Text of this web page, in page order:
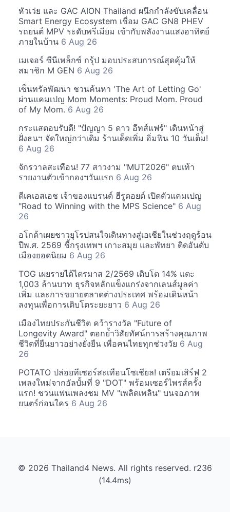
หัวเว่ย และ GAC AION Thailand ผนึกกำลังขับเคลื่อน
Smart Energy Ecosystem เชื่อม GAC GN8 PHEV
รถยนต์ MPV ระดับพรีเมียม เข้ากับพลังงานแสงอาทิตย์
ภายในบ้าน 6 Aug 26
เมเจอร์ ซีนีเพล็กซ์ กรุ้ป มอบประสบการณ์สุดคุ้มให้
สมาชิก M GEN 6 Aug 26
เซ็นทรัลพัฒนา ชวนค้นหา 'The Art of Letting Go'
ผ่านแคมเปญ Mom Moments: Proud Mom. Proud
of My Mom. 6 Aug 26
กระแสตอบรับดี! "ปัญญา 5 ดาว อีทส์แฟร์" เดินหน้าสู่
ฝั่งธนฯ จัดใหญ่กว่าเดิม ร้านเด็ดเพิ่ม อิ่มฟิน 10 วันเต็ม!
6 Aug 26
จักรวาลสะเทือน! 77 สาวงาม "MUT2026" ตบเท้า
รายงานตัวเข้ากองฯวันแรก 6 Aug 26
ดีเคเอสเอช เจ้าของแบรนด์ ฮีรูดอยด์ เปิดตัวแคมเปญ
"Road to Winning with the MPS Science" 6 Aug
26
อโกด้าเผยชาวยุโรปสนใจเดินทางสู่เอเชียในช่วงฤดูร้อน
ปีพ.ศ. 2569 ชี้กรุงเทพฯ เกาะสมุย และพัทยา ติดอันดับ
เมืองยอดนิยม 6 Aug 26
TOG เผยรายได้ไตรมาส 2/2569 เติบโต 14% แตะ
1,003 ล้านบาท ธุรกิจหลักแข็งแกร่งจากเลนส์มูลค่า
เพิ่ม และการขยายตลาดต่างประเทศ พร้อมเดินหน้า
ลงทุนเพื่อการเติบโตระยะยาว 6 Aug 26
เมืองไทยประกันชีวิต คว้ารางวัล "Future of
Longevity Award" ตอกย้ำวิสัยทัศน์การสร้างคุณภาพ
ชีวิตที่ยืนยาวอย่างยั่งยืน เพื่อคนไทยทุกช่วงวัย 6 Aug
26
POTATO ปล่อยทีเซอร์สะเทือนโซเชียล! เตรียมเสิร์ฟ 2
เพลงใหม่จากอัลบั้มที่ 9 "DOT" พร้อมเซอร์ไพรส์ครั้ง
แรก! ชวนแฟนเพลงชม MV "เพลิดเพลิน" บนจอภาพ
ยนตร์ก่อนใคร 6 Aug 26
© 2026 Thailand4 News. All rights reserved. r236
(14.4ms)